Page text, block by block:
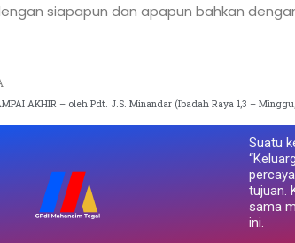
siapapun dan apapun bahkan
AKHIR – oleh Pdt. J.S. Minandar (Ibadah Raya 1,3 –
Suatu
tujuan.
sama
ini.